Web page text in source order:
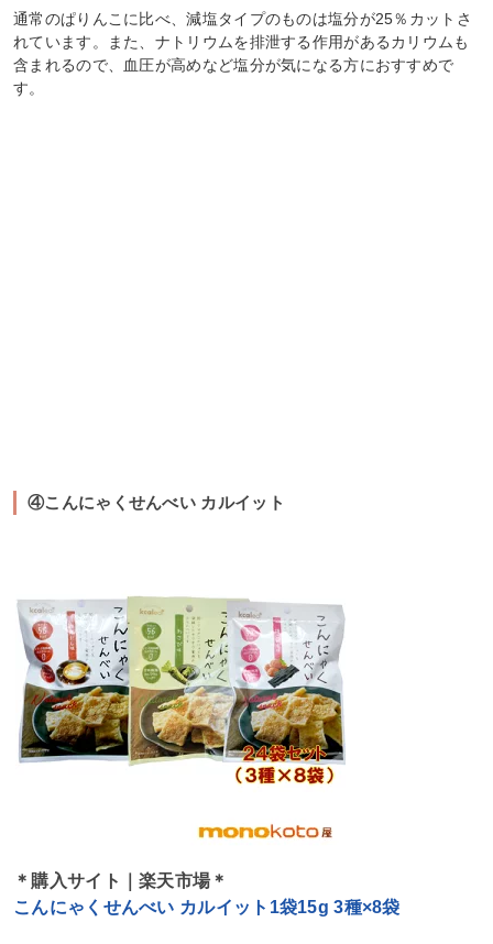
通常のぱりんこに比べ、減塩タイプのものは塩分が25％カットさ
れています。また、ナトリウムを排泄する作用があるカリウムも
含まれるので、血圧が高めなど塩分が気になる方におすすめで
す。
④こんにゃくせんべい カルイット
＊購入サイト｜楽天市場＊
こんにゃくせんべい カルイット1袋15g 3種×8袋